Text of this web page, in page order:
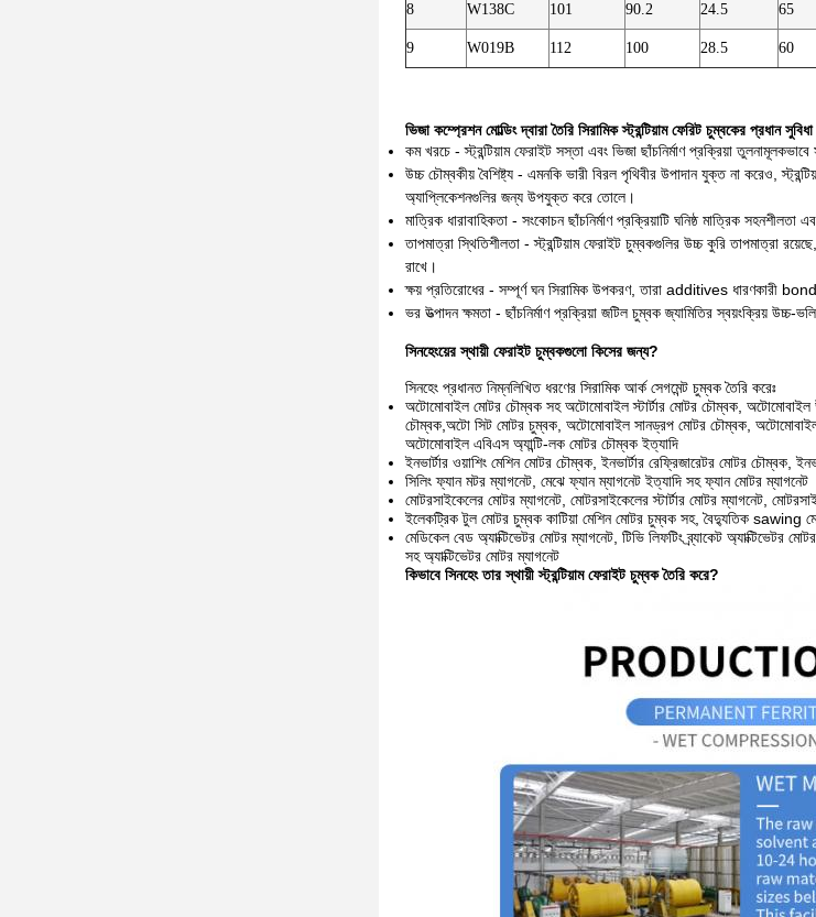
8
W138C 101 90.2 24.5 65
9
W019B 112 100 28.5 60
ভিজা কম্প্রেশন মোল্ডিং দ্বারা তৈরি সিরামিক স্ট্রন্টিয়াম ফেরিট চুম্বকের প্রধান
কম খরচে - স্ট্রন্টিয়াম ফেরাইট সস্তা এবং ভিজা ছাঁচনির্মাণ প্রক্রিয়া
উচ্চ চৌম্বকীয় বৈশিষ্ট্য - এমনকি ভারী বিরল পৃথিবীর উপাদান যুক্ত না করেও,
অ্যাপ্লিকেশনগুলির জন্য উপযুক্ত করে তোলে।
মাত্রিক ধারাবাহিকতা - সংকোচন ছাঁচনির্মাণ প্রক্রিয়াটি ঘনিষ্ঠ মাত্রিক
তাপমাত্রা স্থিতিশীলতা - স্ট্রন্টিয়াম ফেরাইট চুম্বকগুলির উচ্চ কুরি তাপমাত্রা
রাখে।
ক্ষয় প্রতিরোধের - সম্পূর্ণ ঘন সিরামিক উপকরণ, তারা additives ধারণকারী
ভর উত্পাদন ক্ষমতা - ছাঁচনির্মাণ প্রক্রিয়া জটিল চুম্বক জ্যামিতির স্বয়ংক্রিয় উচ্চ-
সিনহেংয়ের স্থায়ী ফেরাইট চুম্বকগুলো কিসের জন্য?
সিনহেং প্রধানত নিম্নলিখিত ধরণের সিরামিক আর্ক সেগমেন্ট চুম্বক তৈরি করেঃ
অটোমোবাইল মোটর চৌম্বক সহ অটোমোবাইল স্টার্টার মোটর চৌম্বক,
চৌম্বক,অটো সিট মোটর চুম্বক, অটোমোবাইল সানড্রপ মোটর চৌম্বক,
অটোমোবাইল এবিএস অ্যান্টি-লক মোটর চৌম্বক ইত্যাদি
ইনভার্টার ওয়াশিং মেশিন মোটর চৌম্বক, ইনভার্টার রেফ্রিজারেটর মোটর চৌম্বক,
সিলিং ফ্যান মটর ম্যাগনেট, মেঝে ফ্যান ম্যাগনেট ইত্যাদি সহ ফ্যান মোটর ম্যাগনেট
মোটরসাইকেলের মোটর ম্যাগনেট, মোটরসাইকেলের স্টার্টার মোটর ম্যাগনেট,
ইলেকট্রিক টুল মোটর চুম্বক কাটিয়া মেশিন মোটর চুম্বক সহ, বৈদ্যুতিক sawing
মেডিকেল বেড অ্যাক্টিভেটর মোটর ম্যাগনেট, টিভি লিফটিং ব্র্যাকেট অ্যাক্টিভেটর
সহ অ্যাক্টিভেটর মোটর ম্যাগনেট
কিভাবে সিনহেং তার স্থায়ী স্ট্রন্টিয়াম ফেরাইট চুম্বক তৈরি করে?